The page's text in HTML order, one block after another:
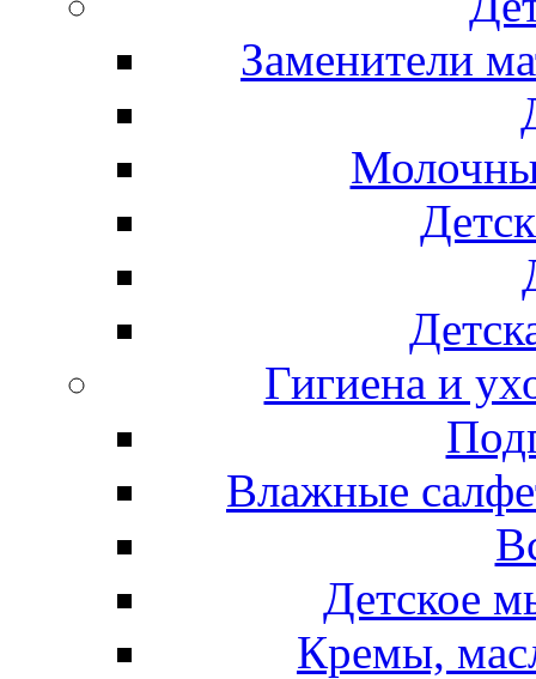
Заменители
Гигиена и
Влажные
Детское
Кремы,